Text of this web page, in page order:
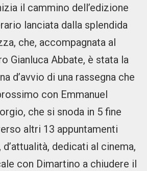
il cammino dell’edizione
lanciata dalla splendida
che, accompagnata al
Gianluca Abbate, è stata la
d’avvio di una rassegna che
con Emmanuel
che si snoda in 5 fine
altri 13 appuntamenti
dedicati al cinema,
con Dimartino a chiudere il